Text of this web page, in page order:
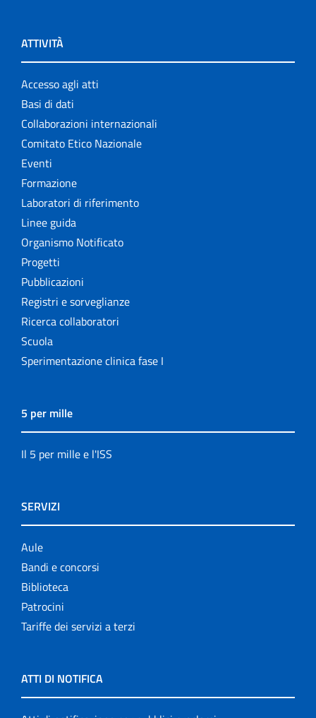
ATTIVITÀ
Accesso agli atti
Basi di dati
Collaborazioni internazionali
Comitato Etico Nazionale
Eventi
Formazione
Laboratori di riferimento
Linee guida
Organismo Notificato
Progetti
Pubblicazioni
Registri e sorveglianze
Ricerca collaboratori
Scuola
Sperimentazione clinica fase I
5 per mille
Il 5 per mille e l'ISS
SERVIZI
Aule
Bandi e concorsi
Biblioteca
Patrocini
Tariffe dei servizi a terzi
ATTI DI NOTIFICA